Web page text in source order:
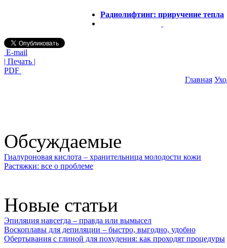
Радиолифтинг: приручение тепла
E-mail
| Печать |
PDF
Главная
Обсуждаемые
Гиалуроновая кислота – хранительница молодости кожи
Растяжки: все о проблеме
Новые статьи
Эпиляция навсегда – правда или вымысел
Воскоплавы для депиляции – быстро, выгодно, удобно
Обертывания с глиной для похудения: как проходят процедуры